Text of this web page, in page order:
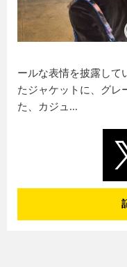
ールな表情を披露し
たジャケットに、グレ
た、カジュ...